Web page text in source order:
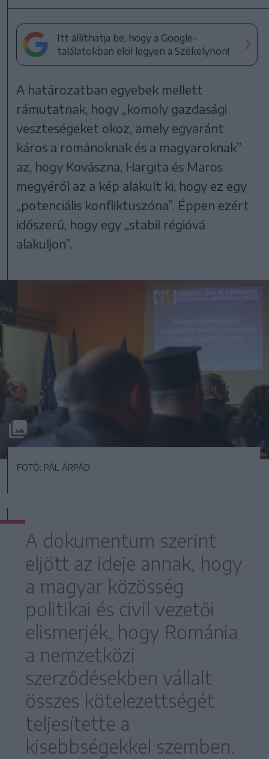
Itt állíthatja be, hogy a Google-
találatokban elöl legyen a Székelyhon!
A határozatban egyebek mellett
rámutatnak, hogy „komoly gazdasági
veszteségeket okoz, amely egyaránt
káros a románoknak és a magyaroknak”
az, hogy Kovászna, Hargita és Maros
megyéről az a kép alakult ki, hogy ez egy
„potenciális konfliktuszóna”. Éppen ezért
időszerű, hogy egy „stabil régióvá
alakuljon”.
FOTÓ: PÁL ÁRPÁD
A dokumentum szerint
eljött az ideje annak, hogy
a magyar közösség
politikai és civil vezetői
elismerjék, hogy Románia
a nemzetközi
szerződésekben vállalt
összes kötelezettségét
teljesítette a
kisebbségekkel szemben.